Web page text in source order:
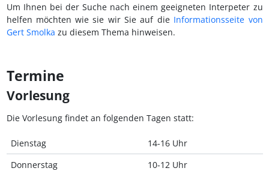
Um Ihnen bei der Suche nach einem geeigneten Interpeter zu
helfen möchten wie sie wir Sie auf die Informationsseite von
Gert Smolka zu diesem Thema hinweisen.
Termine
Vorlesung
Die Vorlesung findet an folgenden Tagen statt:
Dienstag
14-16 Uhr
Donnerstag
10-12 Uhr